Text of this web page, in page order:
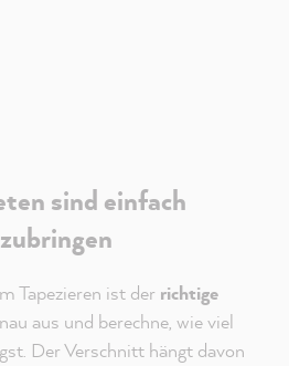
sind einfach
Tapezieren ist der richtige
aus und berechne, wie viel
Der Verschnitt hängt davon